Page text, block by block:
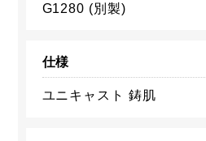
G1280 (別製)
仕様
ユニキャスト 鋳肌